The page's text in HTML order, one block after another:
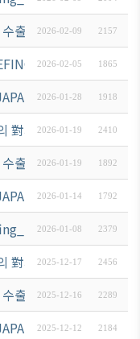
출입 동향
2026-02-09 2157
중의원 선거에 따
2026-02-05 1865
(1월2호)
2026-01-28 1918
對세계 및 對일본 수출
2026-01-19 2410
출입 동향
2026-01-19 1892
(1월1호)
2026-01-14 1792
중국의 대일 수출 통
2026-01-08 2379
對세계 및 對일본 수출
2025-12-17 2456
출입 동향
2025-12-16 2289
(12월2호)
2025-12-12 2184